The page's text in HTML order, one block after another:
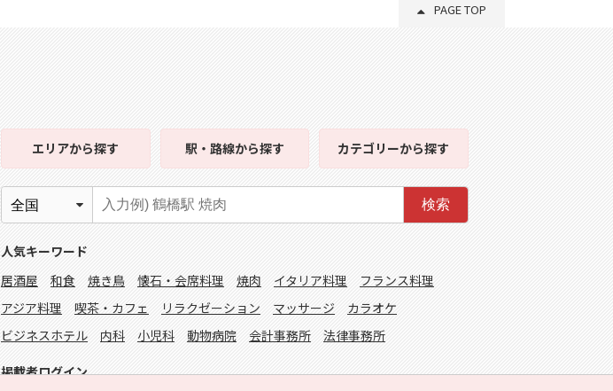
PAGE TOP
エリアから探す 駅・路線から探す カテゴリーから探す
検索
人気キーワード
居酒屋
和食 焼き鳥 懐石・会席料理 焼肉 イタリア料理
フランス料理
アジア料理
喫茶・カフェ リラクゼーション マッサージ
カラオケ
ビジネスホテル
内科 小児科 動物病院 会計事務所 法律事務所
掲載者ログイン